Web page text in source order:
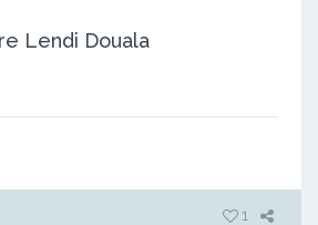
Lendi Douala
1